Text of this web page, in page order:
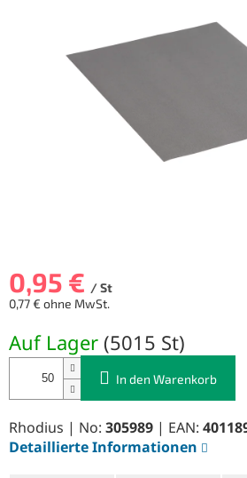
Sternen.
0,95 € / St
0,77 € ohne MwSt.
Auf Lager (5015 St)
In den Warenkorb
Rhodius | No: 305989 | EAN:
Detaillierte Informationen